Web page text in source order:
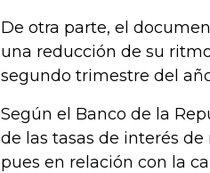
De otra parte, el
una reducción de su
segundo trimestre del
Según el Banco de la
de las tasas de interés
pues en relación con la